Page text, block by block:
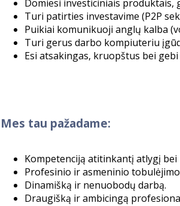
Domiesi investiciniais produktais,
Turi patirties investavime (P2P
Puikiai komunikuoji anglų kalba
Turi gerus darbo kompiuteriu
Esi atsakingas, kruopštus bei
Mes tau pažadame:
Kompetenciją atitinkantį atlygį
Profesinio ir asmeninio
Dinamišką ir nenuobodų darbą.
Draugišką ir ambicingą